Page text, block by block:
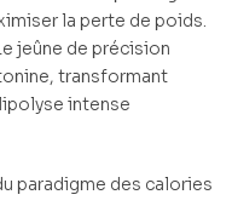
la perte de poids.
jeûne de précision
transformant
intense
paradigme des calories